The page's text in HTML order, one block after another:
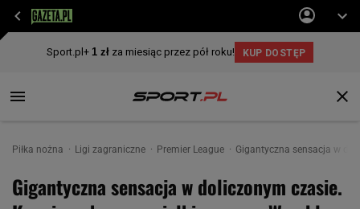
Piłka nożna Ligi zagraniczne Premier League Gigantyczna sensacja w
Gigantyczna sensacja w doliczonym czasie.